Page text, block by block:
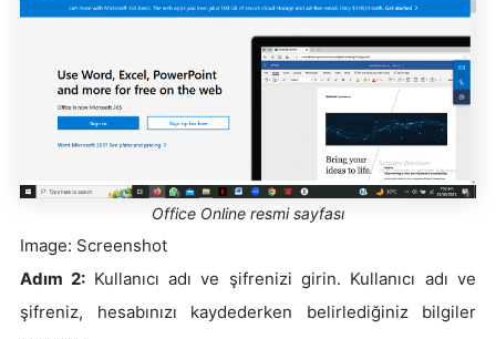
Office Online resmi sayfası
Image: Screenshot
Adım 2: Kullanıcı adı ve şifrenizi girin. Kullanıcı adı ve
şifreniz, hesabınızı kaydederken belirlediğiniz bilgiler